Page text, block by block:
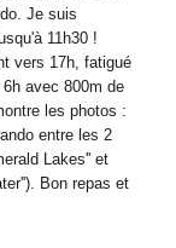
Je suis
11h30 !
vers 17h, fatigué
avec 800m de
les photos :
entre les 2
Lakes'' et
Bon repas et